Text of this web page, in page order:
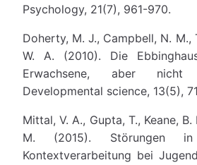
Psychology, 21(7), 961-970.
Doherty, M. J., Campbell, N. M.,
W. A. (2010). Die
Erwachsene, aber nicht
Developmental science, 13(5),
Mittal, V. A., Gupta, T., Keane, B.
M. (2015). Störungen
Kontextverarbeitung bei